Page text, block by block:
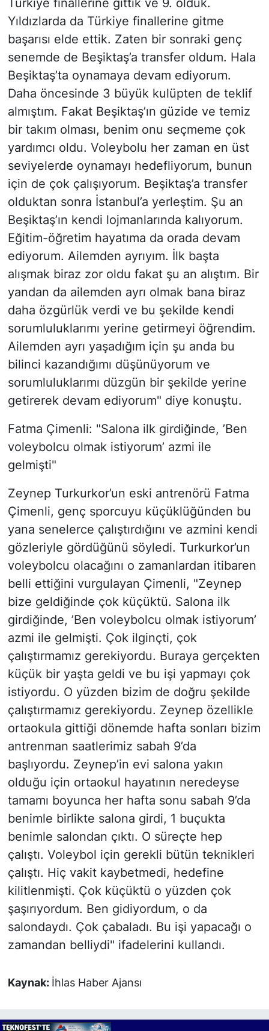
Türkiye finallerine gittik ve 9. olduk.
Yıldızlarda da Türkiye finallerine gitme
başarısı elde ettik. Zaten bir sonraki genç
senemde de Beşiktaş’a transfer oldum. Hala
Beşiktaş’ta oynamaya devam ediyorum.
Daha öncesinde 3 büyük kulüpten de teklif
almıştım. Fakat Beşiktaş’ın güzide ve temiz
bir takım olması, benim onu seçmeme çok
yardımcı oldu. Voleybolu her zaman en üst
seviyelerde oynamayı hedefliyorum, bunun
için de çok çalışıyorum. Beşiktaş’a transfer
olduktan sonra İstanbul’a yerleştim. Şu an
Beşiktaş’ın kendi lojmanlarında kalıyorum.
Eğitim-öğretim hayatıma da orada devam
ediyorum. Ailemden ayrıyım. İlk başta
alışmak biraz zor oldu fakat şu an alıştım. Bir
yandan da ailemden ayrı olmak bana biraz
daha özgürlük verdi ve bu şekilde kendi
sorumluluklarımı yerine getirmeyi öğrendim.
Ailemden ayrı yaşadığım için şu anda bu
bilinci kazandığımı düşünüyorum ve
sorumluluklarımı düzgün bir şekilde yerine
getirerek devam ediyorum" diye konuştu.
Fatma Çimenli: "Salona ilk girdiğinde, ’Ben
voleybolcu olmak istiyorum’ azmi ile
gelmişti"
Zeynep Turkurkor’un eski antrenörü Fatma
Çimenli, genç sporcuyu küçüklüğünden bu
yana senelerce çalıştırdığını ve azmini kendi
gözleriyle gördüğünü söyledi. Turkurkor’un
voleybolcu olacağını o zamanlardan itibaren
belli ettiğini vurgulayan Çimenli, "Zeynep
bize geldiğinde çok küçüktü. Salona ilk
girdiğinde, ’Ben voleybolcu olmak istiyorum’
azmi ile gelmişti. Çok ilginçti, çok
çalıştırmamız gerekiyordu. Buraya gerçekten
küçük bir yaşta geldi ve bu işi yapmayı çok
istiyordu. O yüzden bizim de doğru şekilde
çalıştırmamız gerekiyordu. Zeynep özellikle
ortaokula gittiği dönemde hafta sonları bizim
antrenman saatlerimiz sabah 9’da
başlıyordu. Zeynep’in evi salona yakın
olduğu için ortaokul hayatının neredeyse
tamamı boyunca her hafta sonu sabah 9’da
benimle birlikte salona girdi, 1 buçukta
benimle salondan çıktı. O süreçte hep
çalıştı. Voleybol için gerekli bütün teknikleri
çalıştı. Hiç vakit kaybetmedi, hedefine
kilitlenmişti. Çok küçüktü o yüzden çok
şaşırıyordum. Ben gidiyordum, o da
salondaydı. Çok çabaladı. Bu işi yapacağı o
zamandan belliydi" ifadelerini kullandı.
Kaynak: İhlas Haber Ajansı